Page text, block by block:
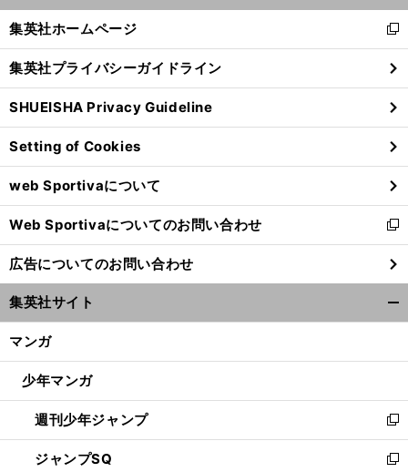
閉
る
集英社ホームページ
新
し
い
ウ
ィ
ン
ド
ウ
で
開
く
集英社プライバシーガイドライン
SHUEISHA Privacy Guideline
Setting of Cookies
web Sportivaについて
Web Sportivaについてのお問い合わせ
新
し
い
ウ
ィ
ン
ウ
開
く
広告についてのお問い合わせ
集英社サイト
マンガ
少年マンガ
週刊少年ジャンプ
新
し
い
ジャンプSQ
新